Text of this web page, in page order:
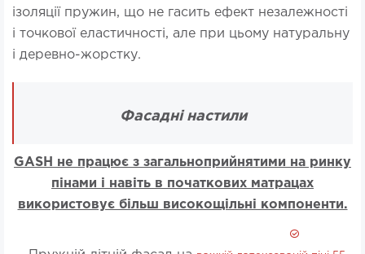
ізоляції пружин, що не гасить ефект незалежності
і точкової еластичності, але при цьому натуральну
і деревно-жорстку.
Фасадні настили
GASH не працює з загальноприйнятими на ринку
пінами і навіть в початкових матрацах
використовує більш високощільні компоненти.